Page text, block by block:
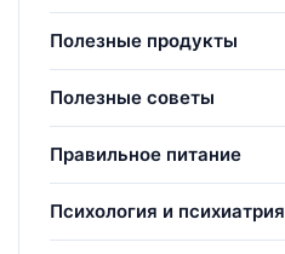
Полезные продукты
Полезные советы
Правильное питание
Психология и психиатрия